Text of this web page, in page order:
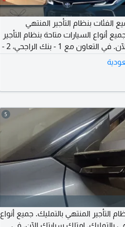
متوفرة بجميع الفئات بنظام التأجير المنتهي
للتواصل 0592997268. جميع أنواع السيارات متاحة بنظام التأجير
المنتهي بالتمليك. امتلك سيارتك الآن. في التعاون مع 1 - بنك الراجحي، 2 -
5
أس 3 أمزوم 2026 بنظام التأجير المنتهي بالتمليك. جميع أنواع